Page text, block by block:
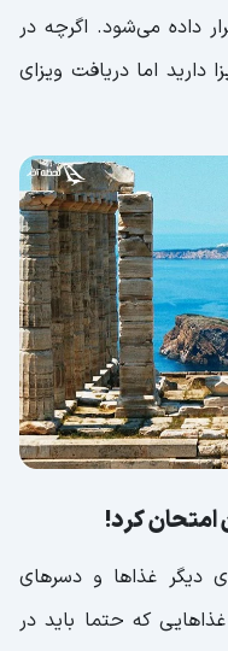
داده می‌شود. اگرچه در
دارید اما دریافت ویزای
امتحان کرد!
دیگر غذاها و دسرهای
که حتما باید در